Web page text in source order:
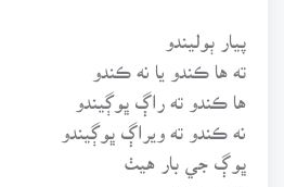
پيار ٻوليندو
ته ها ڪندو يا نه ڪندو
ها ڪندو ته راڳ ڀوڳيندو
نه ڪندو ته ويراڳ ڀوڳيندو
ڀوڳ جي بار هيٺ